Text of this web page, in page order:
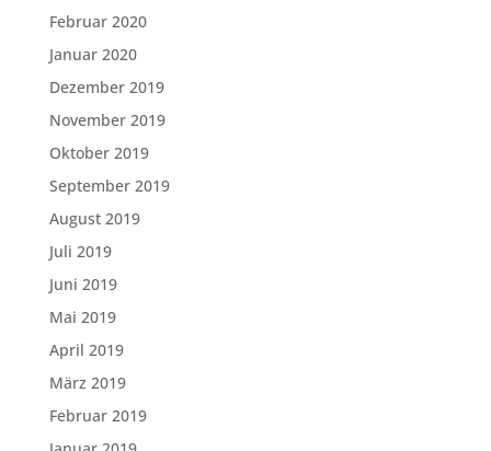
Februar 2020
Januar 2020
Dezember 2019
November 2019
Oktober 2019
September 2019
August 2019
Juli 2019
Juni 2019
Mai 2019
April 2019
März 2019
Februar 2019